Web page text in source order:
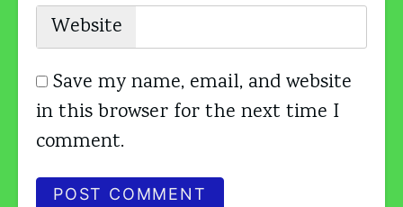
Website
Save my name, email, and website
in this browser for the next time I
comment.